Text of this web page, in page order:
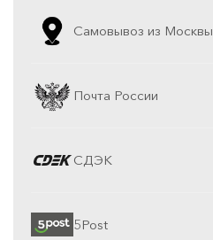
Самовывоз из Москвы
Почта России
СДЭК
5Post